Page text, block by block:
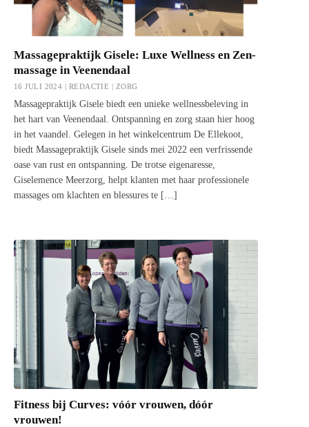
Massagepraktijk Gisele: Luxe Wellness en Zen-
massage in Veenendaal
16 JULI 2024 | REDACTIE | ZORG
Massagepraktijk Gisele biedt een unieke wellnessbeleving in
het hart van Veenendaal. Ontspanning en zorg staan hier hoog
in het vaandel. Gelegen in het winkelcentrum De Ellekoot,
biedt Massagepraktijk Gisele sinds mei 2022 een verfrissende
oase van rust en ontspanning. De trotse eigenaresse,
Giselemence Meerzorg, helpt klanten met haar professionele
massages om klachten en blessures te […]
Fitness bij Curves: vóór vrouwen, dóór
vrouwen!